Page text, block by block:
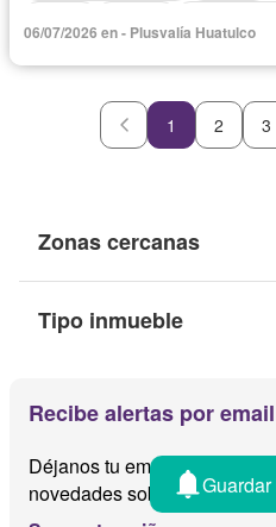
Cocina equipada
Cocina
Electricidad
Elevador
Recámara con closet
Vista panorámica
06/07/2026 en - Plusvalía Huatulco
1 2 3
Zonas cercanas
Tipo inmueble
Recibe alertas por email
Déjanos tu email y te
novedades sobre